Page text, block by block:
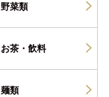
野菜類
お茶・ 飲料
麺類